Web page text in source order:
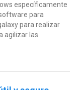
específicamente
para
para realizar
agilizar las